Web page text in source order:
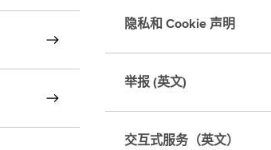
隐私和 Cookie 声明
举报 (英文)
交互式服务（英文）